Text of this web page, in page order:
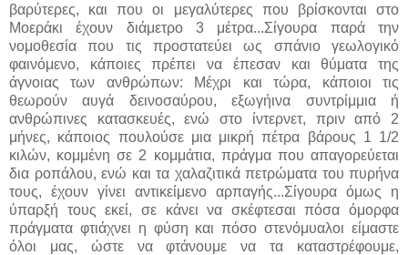
βαρύτερες, και που οι μεγαλύτερες που βρίσκονται στο
Μοεράκι έχουν διάμετρο 3 μέτρα...Σίγουρα παρά την
νομοθεσία που τις προστατεύει ως σπάνιο γεωλογικό
φαινόμενο, κάποιες πρέπει να έπεσαν και θύματα της
άγνοιας των ανθρώπων: Μέχρι και τώρα, κάποιοι τις
θεωρούν αυγά δεινοσαύρου, εξωγήινα συντρίμμια ή
ανθρώπινες κατασκευές, ενώ στο ίντερνετ, πριν από 2
μήνες, κάποιος πουλούσε μια μικρή πέτρα βάρους 1 1/2
κιλών, κομμένη σε 2 κομμάτια, πράγμα που απαγορεύεται
δια ροπάλου, ενώ και τα χαλαζιτικά πετρώματα του πυρήνα
τους, έχουν γίνει αντικείμενο αρπαγής...Σίγουρα όμως η
ύπαρξή τους εκεί, σε κάνει να σκέφτεσαι πόσα όμορφα
πράγματα φτιάχνει η φύση και πόσο στενόμυαλοι είμαστε
όλοι μας, ώστε να φτάνουμε να τα καταστρέφουμε,